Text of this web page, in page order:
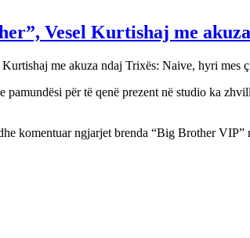
Vesel Kurtishaj me
për të qenë prezent në studio ka
komentuar ngjarjet brenda “Big Brother